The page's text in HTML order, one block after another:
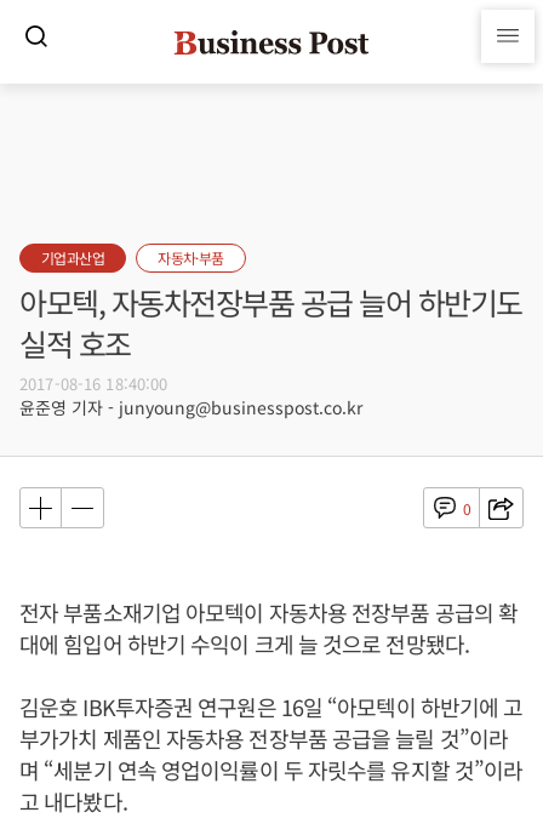
기업과산업 자동차·부품
아모텍, 자동차전장부품 공급 늘어 하반기도
실적 호조
2017-08-16 18:40:00
윤준영 기자 - junyoung@businesspost.co.kr
0
전자 부품소재기업 아모텍이 자동차용 전장부품 공급의 확
대에 힘입어 하반기 수익이 크게 늘 것으로 전망됐다.
김운호 IBK투자증권 연구원은 16일 “아모텍이 하반기에 고
부가가치 제품인 자동차용 전장부품 공급을 늘릴 것”이라
며 “세분기 연속 영업이익률이 두 자릿수를 유지할 것”이라
고 내다봤다.